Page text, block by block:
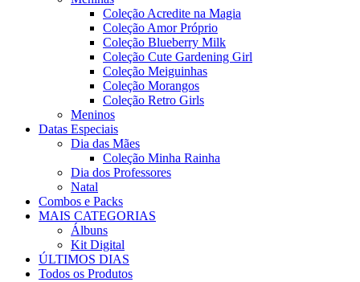
Coleção Acredite na Magia
Coleção Amor Próprio
Coleção Blueberry Milk
Coleção Cute Gardening Girl
Coleção Meiguinhas
Coleção Morangos
Coleção Retro Girls
Meninos
Datas Especiais
Dia das Mães
Coleção Minha Rainha
Dia dos Professores
Natal
Combos e Packs
MAIS CATEGORIAS
Álbuns
Kit Digital
ÚLTIMOS DIAS
Todos os Produtos